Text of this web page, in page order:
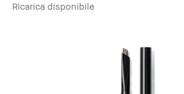
Ricarica disponibile